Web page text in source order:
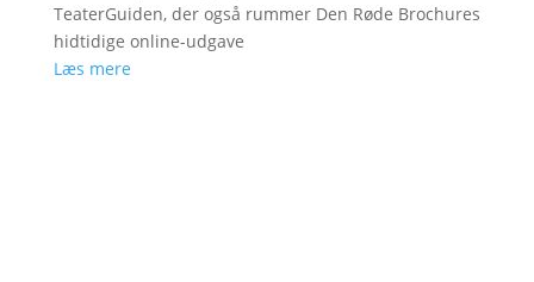
TeaterGuiden, der også rummer Den Røde Brochures
hidtidige online-udgave
Læs mere